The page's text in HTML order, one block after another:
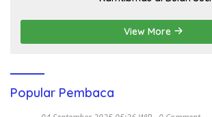
View More
Popular Pembaca